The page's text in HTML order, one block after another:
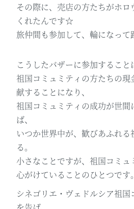
その際に、売店の方たちがホロ
くれたんです☆
旅仲間も参加して、輪になって
こうしたバザーに参加すること
祖国コミュミティの方たちの現
献することになり、
祖国コミュミティの成功が世
ば、
いつか世界中が、歓びあふれる
る。
小さなことですが、祖国コミュ
心がけていることのひとつです。
シネゴリエ・ヴェドルシア祖